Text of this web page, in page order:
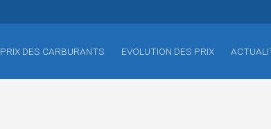
PRIX DES CARBURANTS EVOLUTION DES PRIX